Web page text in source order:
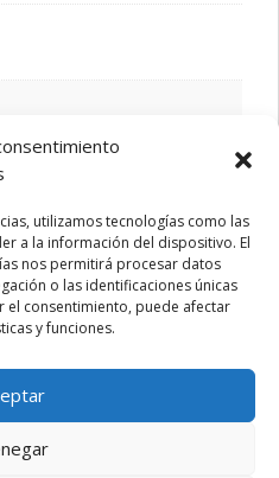
utilizamos tecnologías como las
a la información del dispositivo. El
nos permitirá procesar datos
o las identificaciones únicas
el consentimiento, puede afectar
y funciones.